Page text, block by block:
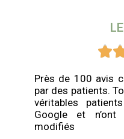

Près de 100 avis
par des patients.
véritables
Google et n’ont
modifiés